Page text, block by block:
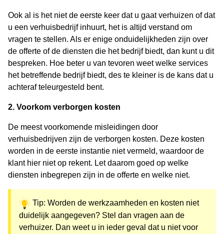
Ook al is het niet de eerste keer dat u gaat verhuizen of dat
u een verhuisbedrijf inhuurt, het is altijd verstand om
vragen te stellen. Als er enige onduidelijkheden zijn over
de offerte of de diensten die het bedrijf biedt, dan kunt u dit
bespreken. Hoe beter u van tevoren weet welke services
het betreffende bedrijf biedt, des te kleiner is de kans dat u
achteraf teleurgesteld bent.
2. Voorkom verborgen kosten
De meest voorkomende misleidingen door
verhuisbedrijven zijn de verborgen kosten. Deze kosten
worden in de eerste instantie niet vermeld, waardoor de
klant hier niet op rekent. Let daarom goed op welke
diensten inbegrepen zijn in de offerte en welke niet.
Tip: Worden de werkzaamheden en kosten niet
duidelijk aangegeven? Stel dan vragen aan de
verhuizer. Dan weet u in ieder geval dat u niet voor